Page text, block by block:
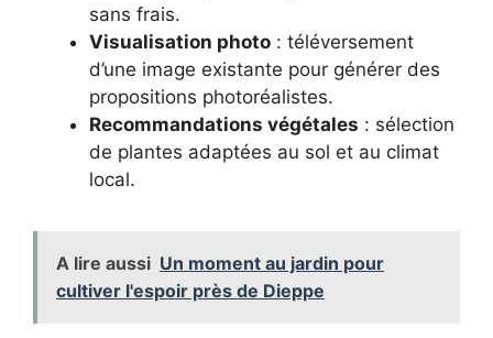
sans frais.
Visualisation photo : téléversement
d’une image existante pour générer des
propositions photoréalistes.
Recommandations végétales : sélection
de plantes adaptées au sol et au climat
local.
A lire aussi Un moment au jardin pour
cultiver l'espoir près de Dieppe